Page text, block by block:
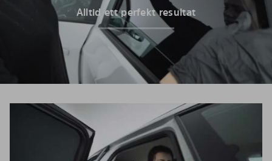
Alltid ett perfekt resultat